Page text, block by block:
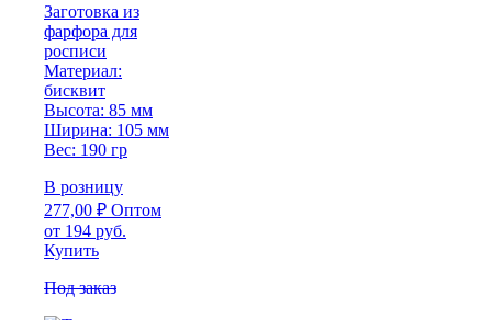
Заготовка из
фарфора для
росписи
Материал:
бисквит
Высота: 85 мм
Ширина: 105 мм
Вес: 190 гр
В розницу
277,00 ₽ Оптом
от 194 руб.
Купить
Под заказ